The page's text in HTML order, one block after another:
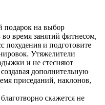
подарок на выбор
время занятий фитнесом,
похудения и подготовите
Утяжелители
и не стесняют
дополнительную
приседаний, наклонов,
скажется не